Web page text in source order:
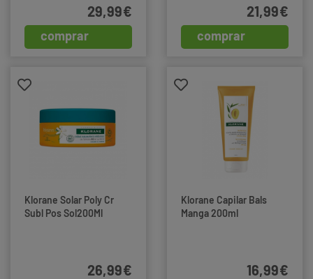
comprar
29,99€
comprar
21,99€
Klorane Solar Poly Cr
Subl Pos Sol200Ml
26,99€
Klorane Capilar Bals
Manga 200ml
16,99€